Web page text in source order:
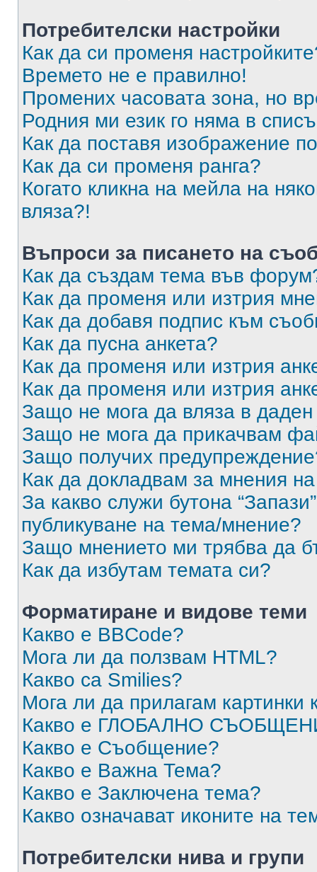
Потребителски настройки
Как да си променя
Времето не е правилно!
Промених часовата зона, но
Родния ми език го няма в
Как да поставя изображение
Как да си променя ранга?
Когато кликна на мейла на
вляза?!
Въпроси за писането на
Как да създам тема във
Как да променя или изтрия
Как да добавя подпис към
Как да пусна анкета?
Как да променя или изтрия
Как да променя или изтрия
Защо не мога да вляза в
Защо не мога да прикачвам
Защо получих
Как да докладвам за мнения
За какво служи бутона
публикуване на тема/мнение?
Защо мнението ми трябва да
Как да избутам темата си?
Форматиране и видове теми
Какво е BBCode?
Мога ли да ползвам HTML?
Какво са Smilies?
Мога ли да прилагам
Какво е ГЛОБАЛНО
Какво е Съобщение?
Какво е Важна Тема?
Какво е Заключена тема?
Какво означават иконите на
Потребителски нива и групи